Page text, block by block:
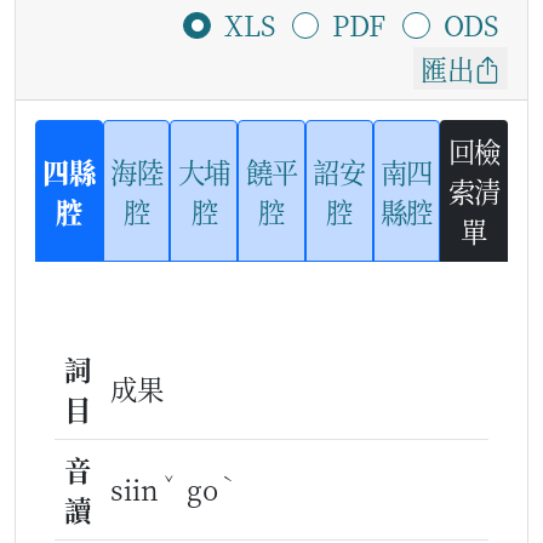
XLS
PDF
ODS
匯出
四縣
腔
海陸
腔
大埔
腔
饒平
腔
詔安
腔
南四
縣腔
回檢
索清
單
詞
目
成果
音
讀
siin ˇ go ˋ